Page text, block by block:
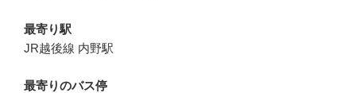
最寄り駅
JR越後線 内野駅
最寄りのバス停